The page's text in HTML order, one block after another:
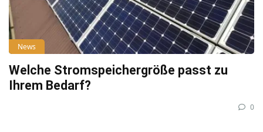
News
Welche Stromspeichergröße passt zu
Ihrem Bedarf?
0